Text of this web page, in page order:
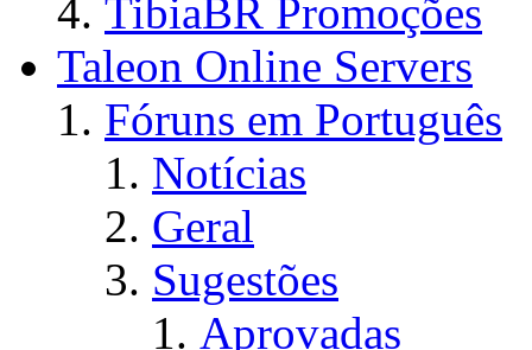
TibiaBR Promoções
Taleon Online Servers
Fóruns em Português
Notícias
Geral
Sugestões
Aprovadas